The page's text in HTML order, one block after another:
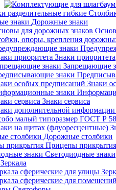
Дорожные знаки
Знаки приоритета
Запрещающие
Знаки
Знаки сервиса
Дорожные столбики
Прицепы прикрытия
Светодиодные знаки
Зеркала